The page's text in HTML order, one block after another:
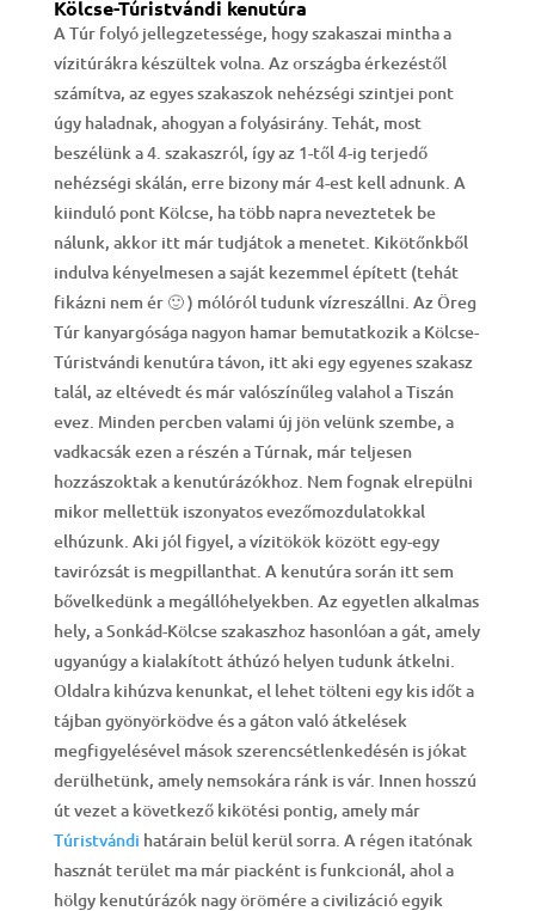
Kölcse-Túristvándi kenutúra
A Túr folyó jellegzetessége, hogy szakaszai mintha a
vízitúrákra készültek volna. Az országba érkezéstől
számítva, az egyes szakaszok nehézségi szintjei pont
úgy haladnak, ahogyan a folyásirány. Tehát, most
beszélünk a 4. szakaszról, így az 1-től 4-ig terjedő
nehézségi skálán, erre bizony már 4-est kell adnunk. A
kiinduló pont Kölcse, ha több napra neveztetek be
nálunk, akkor itt már tudjátok a menetet. Kikötőnkből
indulva kényelmesen a saját kezemmel épített (tehát
fikázni nem ér 🙂 ) mólóról tudunk vízreszállni. Az Öreg
Túr kanyargósága nagyon hamar bemutatkozik a Kölcse-
Túristvándi kenutúra távon, itt aki egy egyenes szakasz
talál, az eltévedt és már valószínűleg valahol a Tiszán
evez. Minden percben valami új jön velünk szembe, a
vadkacsák ezen a részén a Túrnak, már teljesen
hozzászoktak a kenutúrázókhoz. Nem fognak elrepülni
mikor mellettük iszonyatos evezőmozdulatokkal
elhúzunk. Aki jól figyel, a vízitökök között egy-egy
tavirózsát is megpillanthat. A kenutúra során itt sem
bővelkedünk a megállóhelyekben. Az egyetlen alkalmas
hely, a Sonkád-Kölcse szakaszhoz hasonlóan a gát, amely
ugyanúgy a kialakított áthúzó helyen tudunk átkelni.
Oldalra kihúzva kenunkat, el lehet tölteni egy kis időt a
tájban gyönyörködve és a gáton való átkelések
megfigyelésével mások szerencsétlenkedésén is jókat
derülhetünk, amely nemsokára ránk is vár. Innen hosszú
út vezet a következő kikötési pontig, amely már
Túristvándi határain belül kerül sorra. A régen itatónak
hasznát terület ma már piacként is funkcionál, ahol a
hölgy kenutúrázók nagy örömére a civilizáció egyik